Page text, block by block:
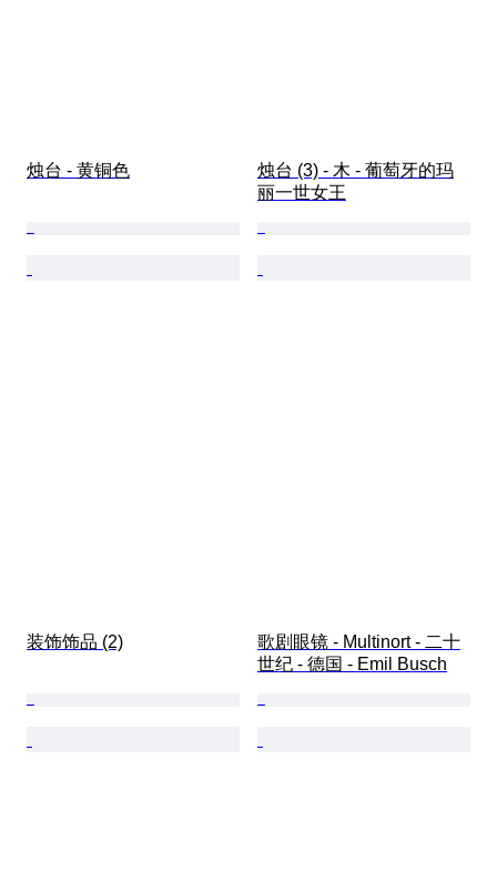
烛台 - 黄铜色
烛台 (3) - 木 - 葡萄牙的玛
丽一世女王
装饰饰品 (2)
歌剧眼镜 - Multinort - 二十
世纪 - 德国 - Emil Busch